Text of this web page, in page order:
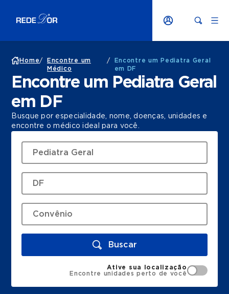
Home/
Encontre um
Médico
/
Encontre um Pediatra Geral
em DF
Encontre um Pediatra Geral
em DF
Busque por especialidade, nome, doenças, unidades e
encontre o médico ideal para você.
Buscar
Ative sua localização
Encontre unidades perto de você